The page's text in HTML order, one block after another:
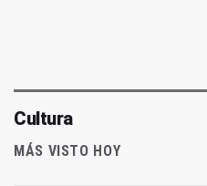
Cultura
MÁS VISTO HOY